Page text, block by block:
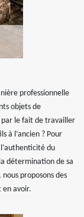
professionnelle
objets de
par le fait de travailler
à l’ancien ? Pour
du
détermination de sa
proposons des
en avoir.